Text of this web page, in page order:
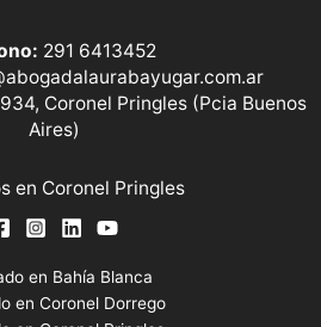
291 6413452
Coronel Pringles (Pcia Buenos
Aires)
en Coronel Pringles
en Bahía Blanca
en Coronel Dorrego